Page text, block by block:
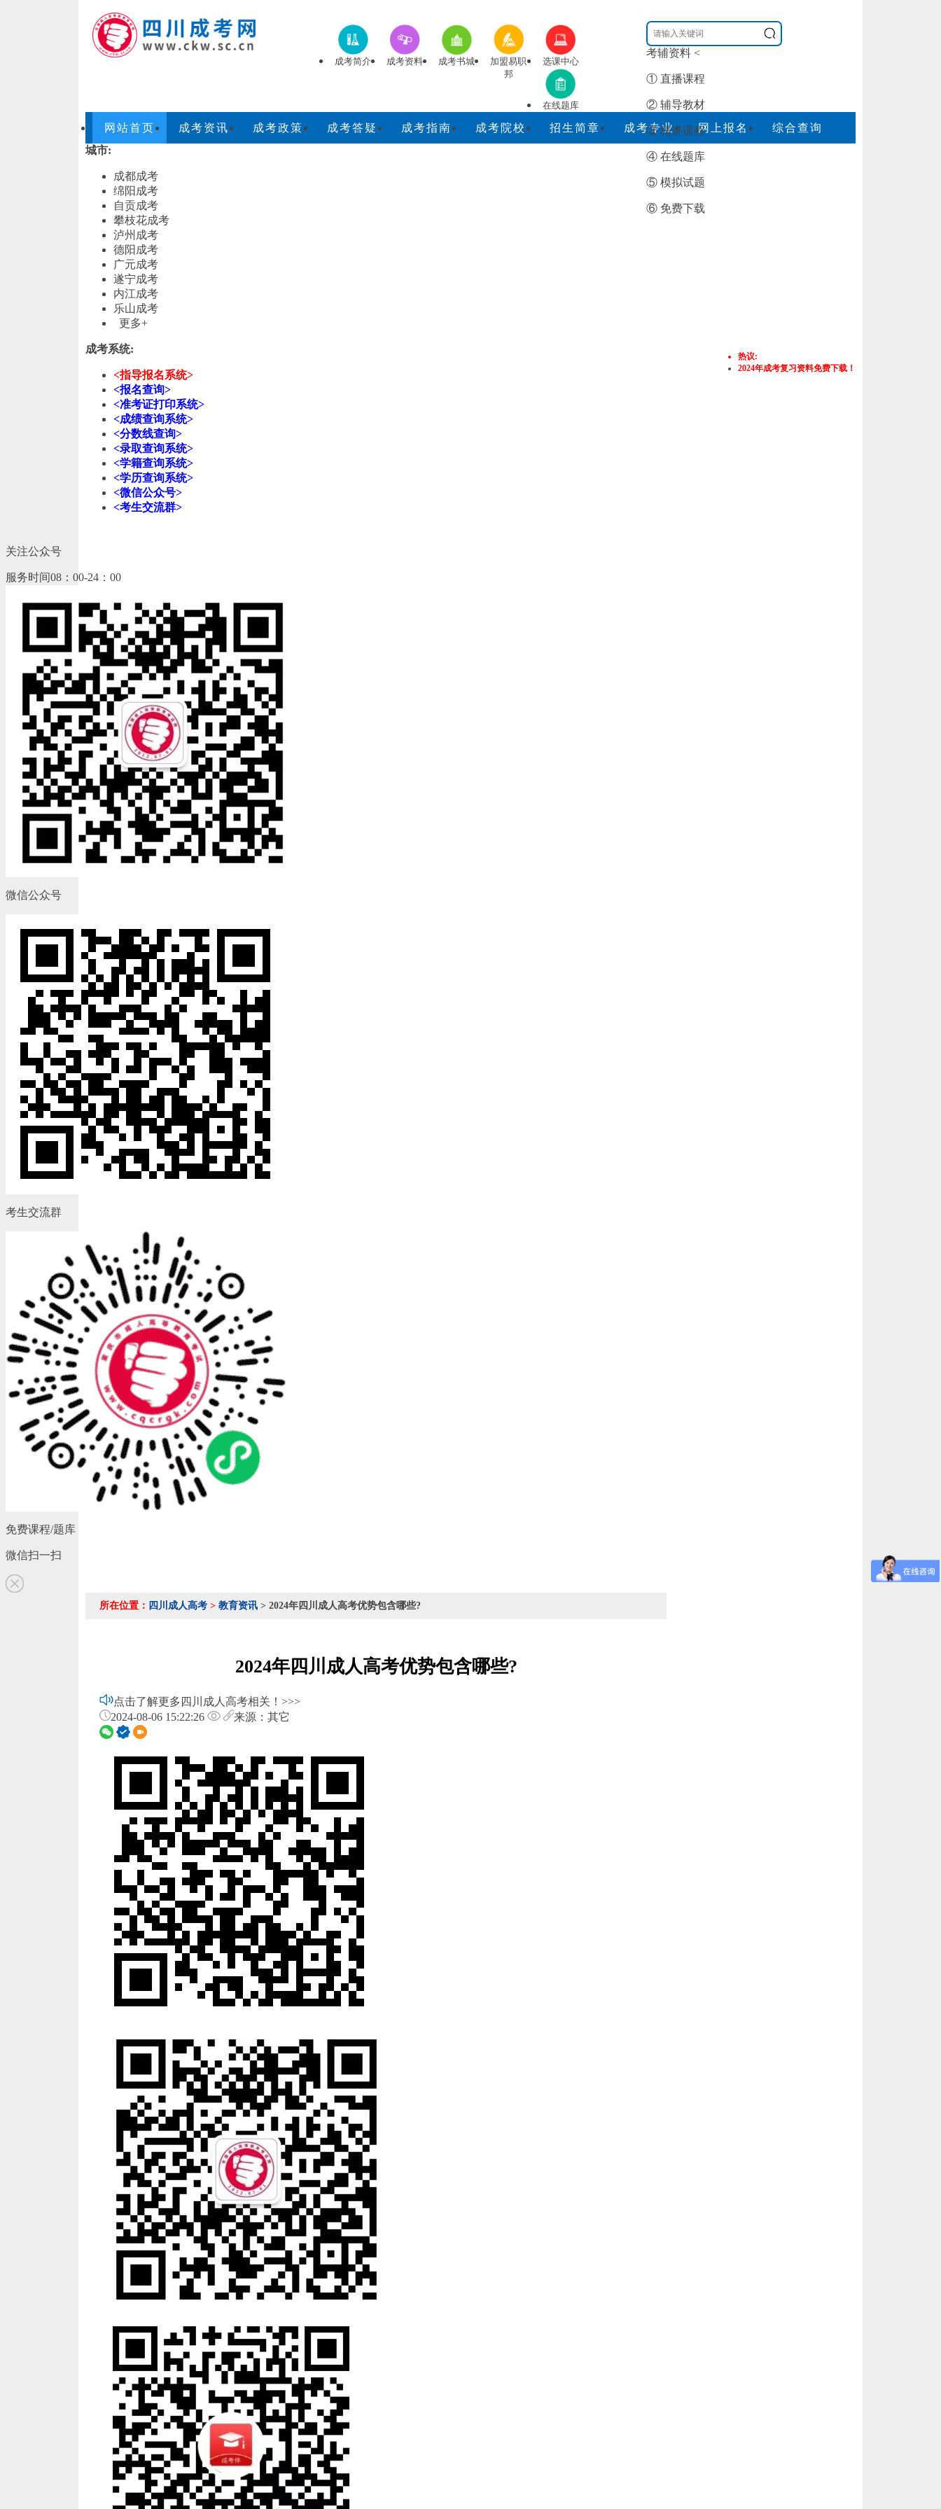
成考简介 成考资料 成考书城
加盟易职
邦
选课中心
在线题库
考辅资料 <
① 直播课程
② 辅导教材
③ 精讲课程
④ 在线题库
⑤ 模拟试题
⑥ 免费下载
网站首页 成考资讯 成考政策 成考答疑 成考指南 成考院校 招生简章 成考专业 网上报名
综合查询
城市:
成都成考
绵阳成考
自贡成考
攀枝花成考
泸州成考
德阳成考
广元成考
遂宁成考
内江成考
乐山成考
更多+
热议:
2024年成考复习资料免费下载！
成考系统:
<指导报名系统>
<报名查询>
<准考证打印系统>
<成绩查询系统>
<分数线查询>
<录取查询系统>
<学籍查询系统>
<学历查询系统>
<微信公众号>
<考生交流群>
关注公众号
服务时间08：00-24：00
微信公众号
考生交流群
免费课程/题库
微信扫一扫
所在位置： 四川成人高考 > 教育资讯 > 2024年四川成人高考优势包含哪些?
2024年四川成人高考优势包含哪些?
点击了解更多四川成人高考相关！>>>
2024-08-06 15:22:26
来源：其它